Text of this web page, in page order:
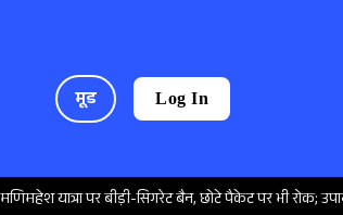
मूड Log In
पर बीड़ी-सिगरेट बैन, छोटे पैकेट पर भी रोक; उपायुक्त ने लिया